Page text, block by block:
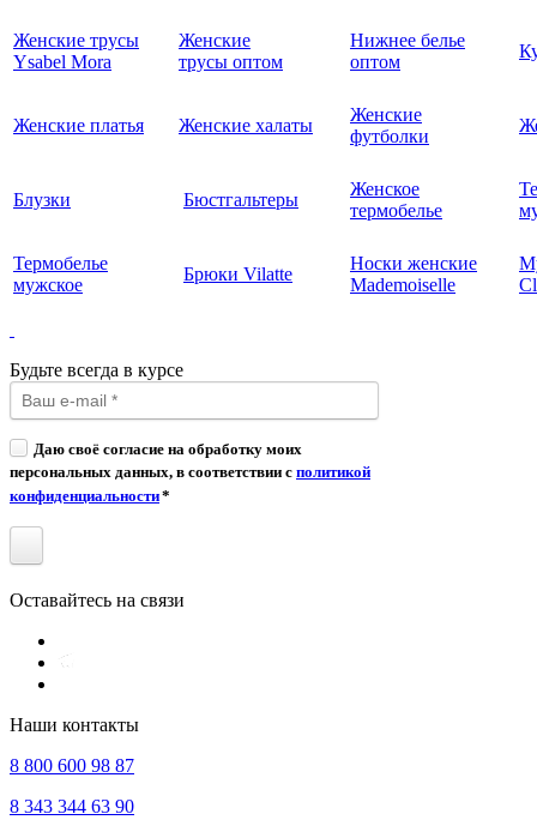
Женские трусы
Ysabel Mora
Женские
трусы оптом
Нижнее белье
оптом
Женские платья Женские халаты
Женские
футболки
Блузки Бюстгальтеры
Женское
термобелье
Термобелье
мужское
Брюки Vilatte
Носки женские
Mademoiselle
Будьте всегда в курсе
Даю своё согласие на обработку моих
персональных данных, в соответствии с политикой
конфиденциальности*
Оставайтесь на связи
Наши контакты
8 800 600 98 87
8 343 344 63 90